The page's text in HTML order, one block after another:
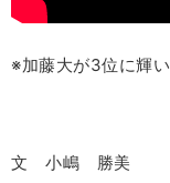
※加藤大が3位に輝
文 小嶋 勝美